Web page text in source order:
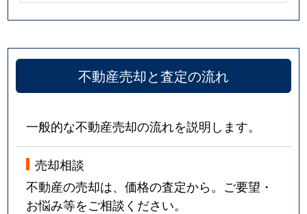
不動産売却と査定の流れ
一般的な不動産売却の流れを説明します。
売却相談
不動産の売却は、価格の査定から。ご要望・
お悩み等をご相談ください。